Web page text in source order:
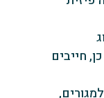
חייבים